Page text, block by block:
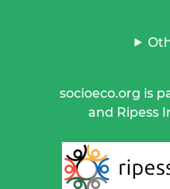
socioeco.org is
and Ripess